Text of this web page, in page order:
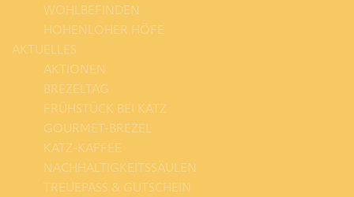
WOHLBEFINDEN
HOHENLOHER HÖFE
AKTUELLES
AKTIONEN
BREZELTAG
FRÜHSTÜCK BEI KATZ
GOURMET-BREZEL
KATZ-KAFFEE
NACHHALTIGKEITSSÄULEN
TREUEPASS & GUTSCHEIN